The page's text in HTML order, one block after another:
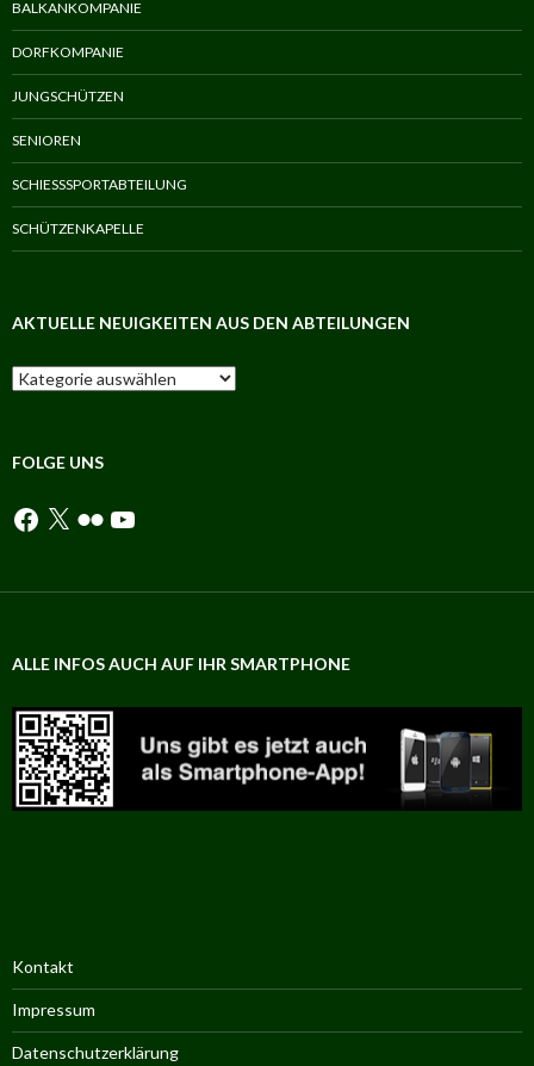
BALKANKOMPANIE
DORFKOMPANIE
JUNGSCHÜTZEN
SENIOREN
SCHIESSSPORTABTEILUNG
SCHÜTZENKAPELLE
AKTUELLE NEUIGKEITEN AUS DEN ABTEILUNGEN
Aktuelle
Neuigkeiten
Abteilungen
FOLGE UNS
Facebook
X FlickrYouTube
ALLE INFOS AUCH AUF IHR SMARTPHONE
Kontakt
Impressum
Datenschutzerklärung